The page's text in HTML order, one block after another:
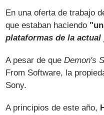
En una oferta de trabajo
que estaban haciendo
plataformas de la
A pesar de queDemon's
From Software, la
Sony.
A principios de este año,